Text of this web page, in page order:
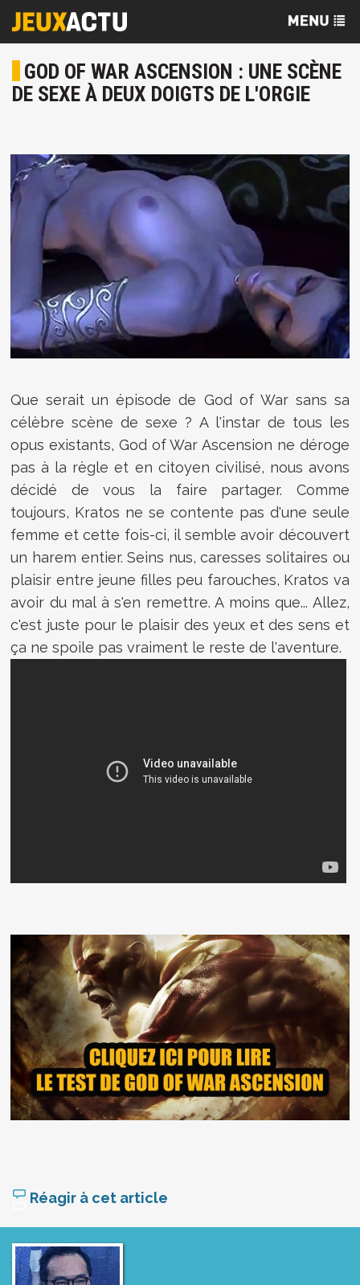
GOD OF WAR ASCENSION : UNE SCÈNE
DE SEXE À DEUX DOIGTS DE L'ORGIE
Que serait un épisode de God of War sans sa
célèbre scène de sexe ? A l'instar de tous les
opus existants, God of War Ascension ne déroge
pas à la règle et en citoyen civilisé, nous avons
décidé de vous la faire partager. Comme
toujours, Kratos ne se contente pas d'une seule
femme et cette fois-ci, il semble avoir découvert
un harem entier. Seins nus, caresses solitaires ou
plaisir entre jeune filles peu farouches, Kratos va
avoir du mal à s'en remettre. A moins que... Allez,
c'est juste pour le plaisir des yeux et des sens et
ça ne spoile pas vraiment le reste de l'aventure.
Réagir à cet article